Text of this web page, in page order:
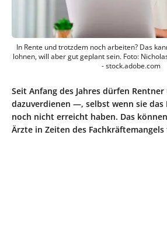
In Rente und trotzdem noch arbeiten? Das
lohnen, will aber gut geplant sein. Foto:
- stock.adobe.com
Seit Anfang des Jahres dürfen
dazuverdienen —, selbst wenn sie das
noch nicht erreicht haben. Das
Ärzte in Zeiten des